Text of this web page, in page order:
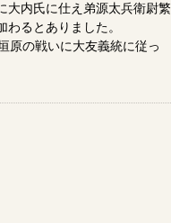
大内氏に仕え弟源太兵衛尉繁
るとありました。
原の戦いに大友義統に従っ